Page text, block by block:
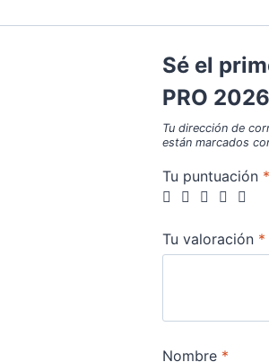
Sé el
PRO
Tu dirección de
están marcados
Tu puntuación *
Tu valoración *
Nombre *